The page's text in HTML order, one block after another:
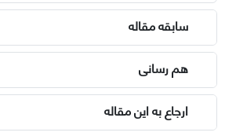
سابقه مقاله
هم رسانی
ارجاع به این مقاله